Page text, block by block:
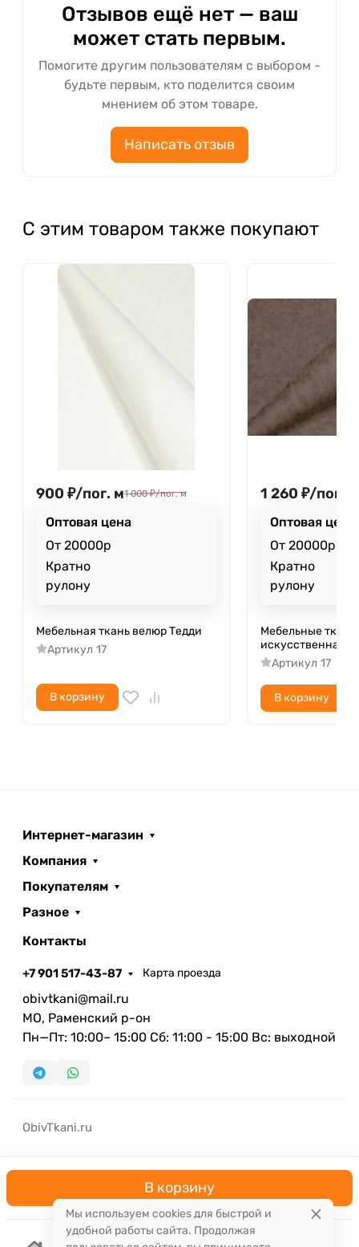
В корзину
Отзывов ещё нет — ваш
может стать первым.
Помогите другим пользователям с выбором -
будьте первым, кто поделится своим
мнением об этом товаре.
Написать отзыв
С этим товаром также покупают
900 ₽/пог. м1 000 ₽/пог. м
Оптовая цена
От 20000р
Кратно
рулону
Мебельная ткань велюр Тедди
Артикул 17
В корзину
1 260 ₽/пог. м
Оптовая цена
От 20000р
Кратно
рулону
Мебельные
искусственная
Артикул 17
В корзину
Интернет-магазин
Компания
Покупателям
Разное
Контакты
+7 901 517-43-87 Карта проезда
obivtkani@mail.ru
МО, Раменский р-он
Пн—Пт: 10:00– 15:00 Сб: 11:00 - 15:00 Вс: выходной
ObivTkani.ru
Мы используем cookies для быстрой и
удобной работы сайта. Продолжая